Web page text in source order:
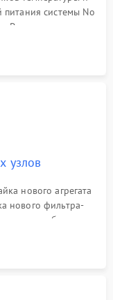
питания системы No
Ремонт или замена
узлов
нового агрегата
нового фильтра-
обдува,
дверных петель.